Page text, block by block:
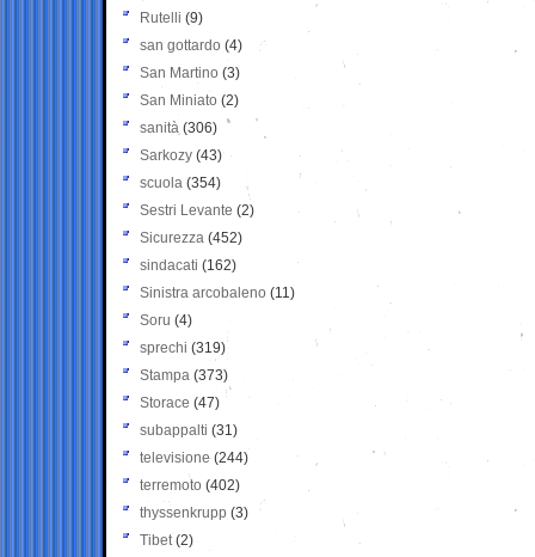
Rutelli (9)
san gottardo (4)
San Martino (3)
San Miniato (2)
sanità (306)
Sarkozy (43)
scuola (354)
Sestri Levante (2)
Sicurezza (452)
sindacati (162)
Sinistra arcobaleno (11)
Soru (4)
sprechi (319)
Stampa (373)
Storace (47)
subappalti (31)
televisione(244)
terremoto (402)
thyssenkrupp (3)
Tibet(2)